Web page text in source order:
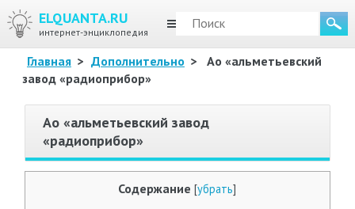
ELQUANTA.RU
интернет-энциклопедия
МЕНЮ
Главная > Дополнительно >
Ао «альметьевский
завод «радиоприбор»
Ао «альметьевский завод
«радиоприбор»
Содержание [убрать]